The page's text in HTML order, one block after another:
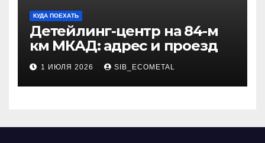
КУДА ПОЕХАТЬ
Детейлинг-центр на 84-м
км МКАД: адрес и проезд
1 ИЮЛЯ 2026 SIB_ECOMETAL